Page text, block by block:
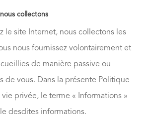
collectons
le site Internet, nous collectons les
nous fournissez volontairement et
de manière passive ou
de vous. Dans la présente Politique
privée, le terme « Informations »
desdites informations.